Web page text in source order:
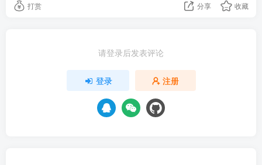
打赏 分享 收藏
请登录后发表评论
登录 注册